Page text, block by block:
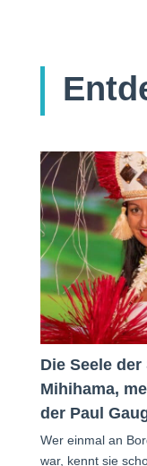
Die Seele
Mihihama,
der Paul
Wer einmal an
war, kennt sie